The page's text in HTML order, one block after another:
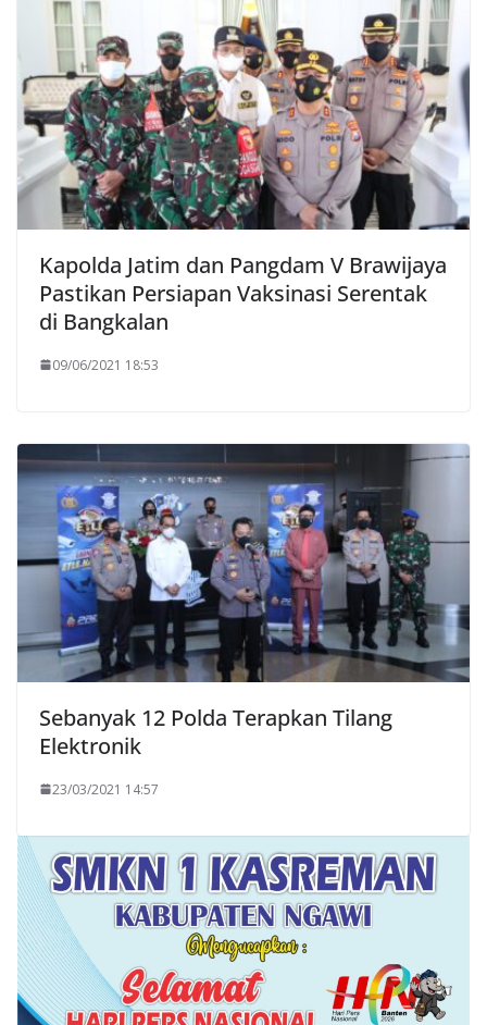
Kapolda Jatim dan Pangdam V Brawijaya
Pastikan Persiapan Vaksinasi Serentak
di Bangkalan
09/06/2021 18:53
Sebanyak 12 Polda Terapkan Tilang
Elektronik
23/03/2021 14:57